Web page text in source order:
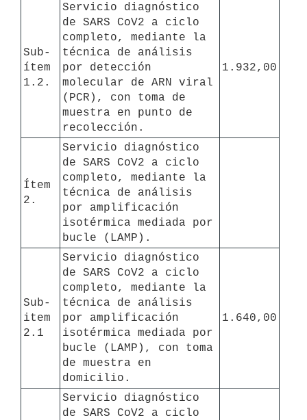
Sub-
ítem
1.2.
Servicio diagnóstico
de SARS CoV2 a ciclo
completo, mediante la
técnica de análisis
por detección
molecular de ARN viral
(PCR), con toma de
muestra en punto de
recolección.
1.932,00
Ítem
2.
Servicio diagnóstico
de SARS CoV2 a ciclo
completo, mediante la
técnica de análisis
por amplificación
isotérmica mediada por
bucle (LAMP).
Sub-
item
2.1
Servicio diagnóstico
de SARS CoV2 a ciclo
completo, mediante la
técnica de análisis
por amplificación
isotérmica mediada por
bucle (LAMP), con toma
de muestra en
domicilio.
1.640,00
Servicio diagnóstico
de SARS CoV2 a ciclo